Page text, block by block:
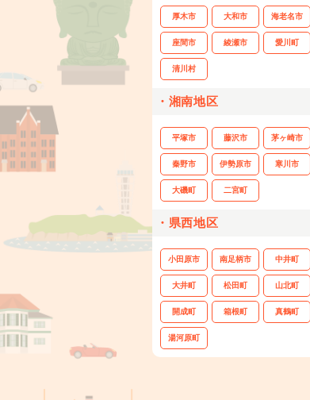
厚木市 大和市 海老名市
座間市 綾瀬市 愛川町
清川村
・湘南地区
平塚市 藤沢市 茅ヶ崎市
秦野市 伊勢原市 寒川市
大磯町 二宮町
・県西地区
小田原市 南足柄市 中井町
大井町 松田町 山北町
開成町 箱根町 真鶴町
湯河原町